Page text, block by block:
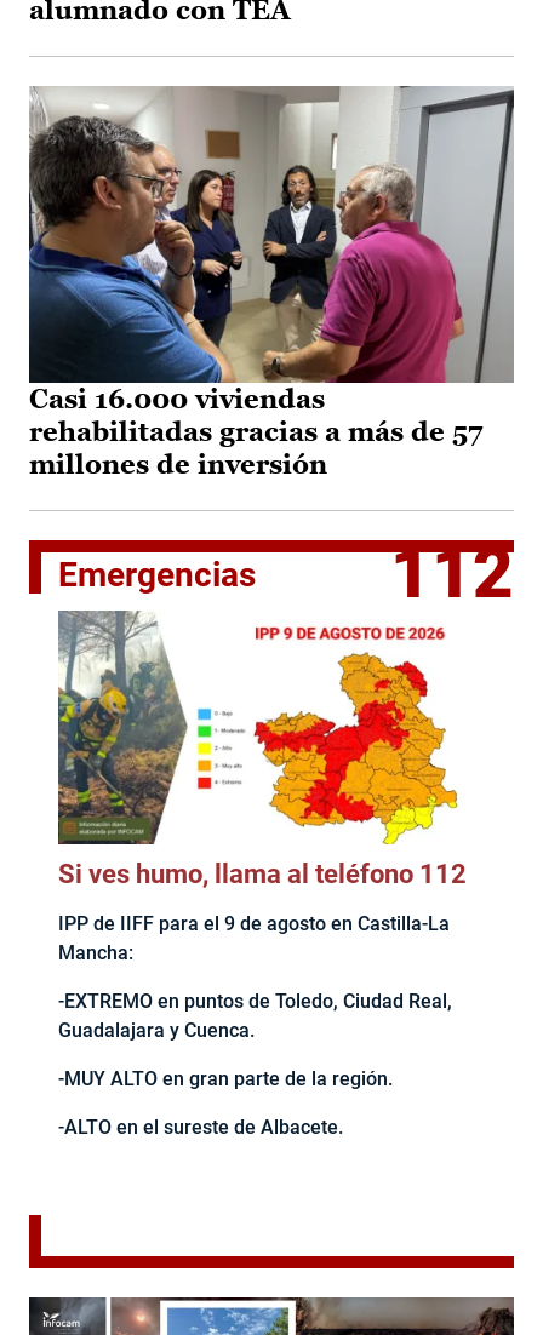
alumnado con TEA
Casi 16.000 viviendas
rehabilitadas gracias a más de 57
millones de inversión
Emergencias 112
Si ves humo, llama al teléfono 112
IPP de IIFF para el 9 de agosto en Castilla-La
Mancha:
-EXTREMO en puntos de Toledo, Ciudad Real,
Guadalajara y Cuenca.
-MUY ALTO en gran parte de la región.
-ALTO en el sureste de Albacete.